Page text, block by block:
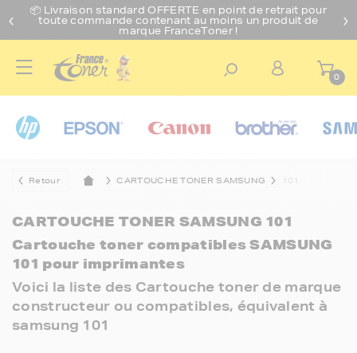
📦 Livraison standard OFFERTE en point de retrait pour
toute commande contenant au moins un produit de
marque FranceToner !
0
Retour CARTOUCHE TONER SAMSUNG 101
CARTOUCHE TONER SAMSUNG 101
Cartouche toner compatibles SAMSUNG
101 pour imprimantes
Voici la liste des Cartouche toner de marque
constructeur ou compatibles, équivalent à
samsung 101